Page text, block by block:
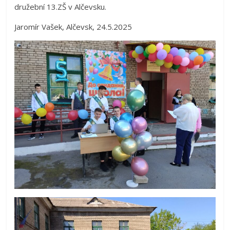
družební 13.ZŠ v Alčevsku.
Jaromír Vašek, Alčevsk, 24.5.2025